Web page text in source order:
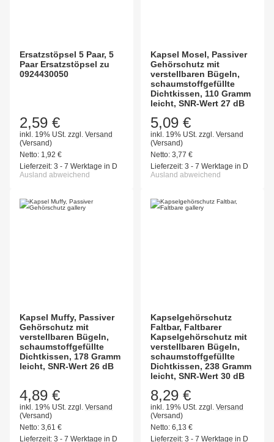
Ersatzstöpsel 5 Paar, 5
Paar Ersatzstöpsel zu
0924430050
2,59 €
inkl. 19% USt. zzgl. Versand
(Versand)
Netto: 1,92 €
Lieferzeit: 3 - 7 Werktage in D
Ausland abweichend
Kapsel Mosel, Passiver
Gehörschutz mit
verstellbaren Bügeln,
schaumstoffgefüllte
Dichtkissen, 110 Gramm
leicht, SNR-Wert 27 dB
5,09 €
inkl. 19% USt. zzgl. Versand
(Versand)
Netto: 3,77 €
Lieferzeit: 3 - 7 Werktage in D
Ausland abweichend
Kapsel Muffy, Passiver
Gehörschutz mit
verstellbaren Bügeln,
schaumstoffgefüllte
Dichtkissen, 178 Gramm
leicht, SNR-Wert 26 dB
4,89 €
inkl. 19% USt. zzgl. Versand
(Versand)
Netto: 3,61 €
Lieferzeit: 3 - 7 Werktage in D
Kapselgehörschutz
Faltbar, Faltbarer
Kapselgehörschutz mit
verstellbaren Bügeln,
schaumstoffgefüllte
Dichtkissen, 238 Gramm
leicht, SNR-Wert 30 dB
8,29 €
inkl. 19% USt. zzgl. Versand
(Versand)
Netto: 6,13 €
Lieferzeit: 3 - 7 Werktage in D